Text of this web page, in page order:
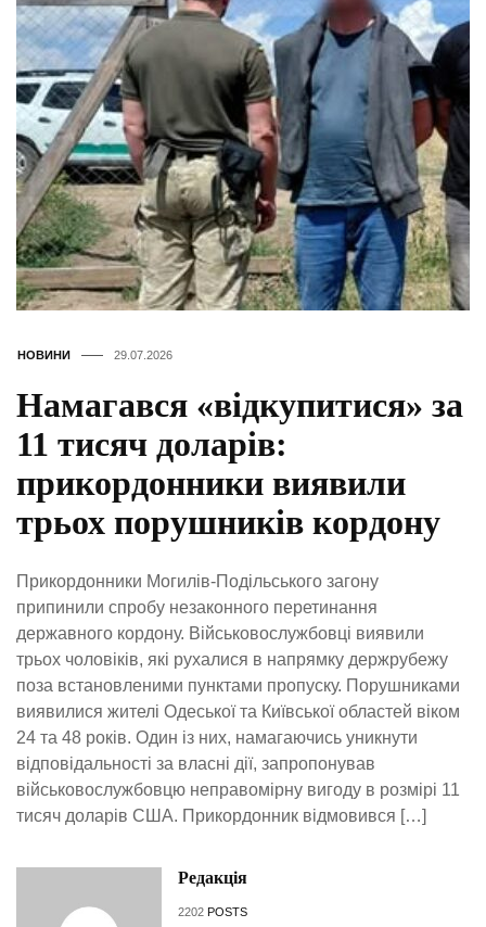
НОВИНИ 29.07.2026
Намагався «відкупитися» за
11 тисяч доларів:
прикордонники виявили
трьох порушників кордону
Прикордонники Могилів-Подільського загону
припинили спробу незаконного перетинання
державного кордону. Військовослужбовці виявили
трьох чоловіків, які рухалися в напрямку держрубежу
поза встановленими пунктами пропуску. Порушниками
виявилися жителі Одеської та Київської областей віком
24 та 48 років. Один із них, намагаючись уникнути
відповідальності за власні дії, запропонував
військовослужбовцю неправомірну вигоду в розмірі 11
тисяч доларів США. Прикордонник відмовився […]
Редакція
2202 POSTS